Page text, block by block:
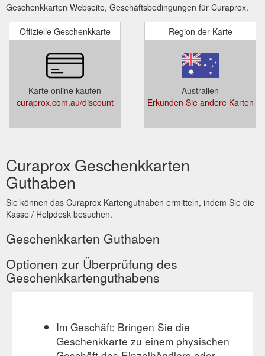
Geschenkkarten Webseite, Geschäftsbedingungen für Curaprox.
Offizielle Geschenkkarte
Karte online kaufen
curaprox.com.au/discount
Region der Karte
Australien
Erkunden Sie andere Karten
Curaprox Geschenkkarten
Guthaben
Sie können das Curaprox Kartenguthaben ermitteln, indem Sie die
Kasse / Helpdesk besuchen.
Geschenkkarten Guthaben
Optionen zur Überprüfung des
Geschenkkartenguthabens
Im Geschäft: Bringen Sie die
Geschenkkarte zu einem physischen